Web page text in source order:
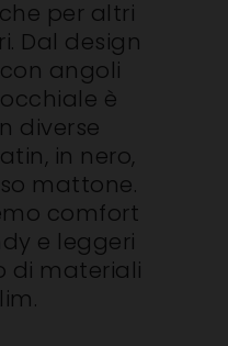
per altri
Dal design
angoli
è
diverse
in nero,
mattone.
comfort
e leggeri
di materiali